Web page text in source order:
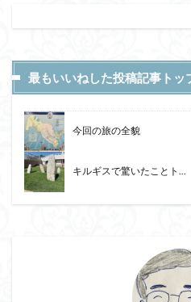
最もいいねした投稿記事トッ
今回の旅の全貌
キルギスで驚いたことト...